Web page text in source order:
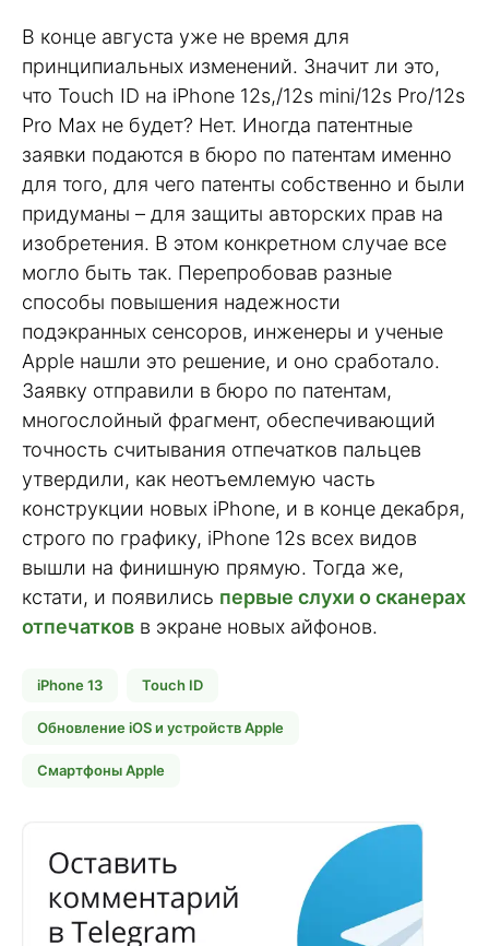
В конце августа уже не время для
принципиальных изменений. Значит ли это,
что Touch ID на iPhone 12s,/12s mini/12s Pro/12s
Pro Max не будет? Нет. Иногда патентные
заявки подаются в бюро по патентам именно
для того, для чего патенты собственно и были
придуманы – для защиты авторских прав на
изобретения. В этом конкретном случае все
могло быть так. Перепробовав разные
способы повышения надежности
подэкранных сенсоров, инженеры и ученые
Apple нашли это решение, и оно сработало.
Заявку отправили в бюро по патентам,
многослойный фрагмент, обеспечивающий
точность считывания отпечатков пальцев
утвердили, как неотъемлемую часть
конструкции новых iPhone, и в конце декабря,
строго по графику, iPhone 12s всех видов
вышли на финишную прямую. Тогда же,
кстати, и появились первые слухи о сканерах
отпечатков в экране новых айфонов.
iPhone 13 Touch ID
Обновление iOS и устройств Apple
Смартфоны Apple